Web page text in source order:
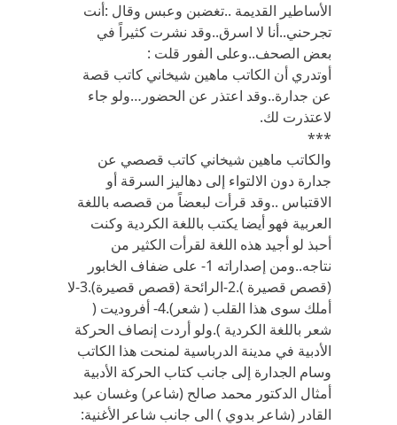
الأساطير القديمة ..تغضبن وعبس وقال :أنت
تجرحني..أنا لا اسرق..وقد نشرت كثيراً في
بعض الصحف..وعلى الفور قلت :
أوتدري أن الكاتب ماهين شيخاني كاتب قصة
عن جدارة..وقد اعتذر عن الحضور…ولو جاء
لاعتذرت لك.
***
والكاتب ماهين شيخاني كاتب قصصي عن
جدارة دون الالتواء إلى دهاليز السرقة أو
الاقتباس ..وقد قرأت لبعضاً من قصصه باللغة
العربية فهو أيضا يكتب باللغة الكردية وكنت
أحبذ لو أجيد هذه اللغة لقرأت الكثير من
نتاجه..ومن إصداراته 1- على ضفاف الخابور
(قصص قصيرة ).2-الرائحة (قصص قصيرة).3-لا
أملك سوى هذا القلب ( شعر).4- أفروديت (
شعر باللغة الكردية ).ولو أردت إنصاف الحركة
الأدبية في مدينة الدرباسية لمنحت هذا الكاتب
وسام الجدارة إلى جانب كتاب الحركة الأدبية
أمثال الدكتور محمد صالح (شاعر) وغسان عبد
القادر (شاعر بدوي ) الى جانب شاعر الأغنية: